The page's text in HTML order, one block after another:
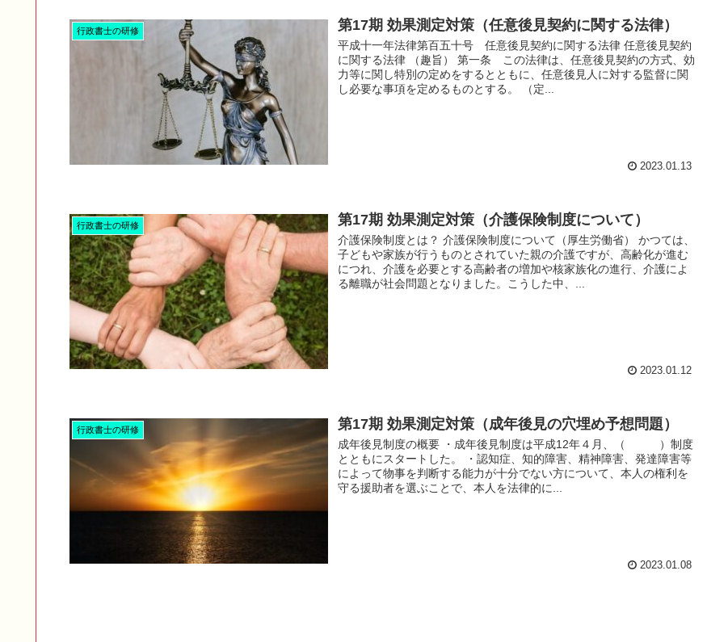
行政書士の研修 第17期 効果測定対策（任意後見契約に関する法律）
平成十一年法律第百五十号 任意後見契約に関する法律 任意後見契約
に関する法律 （趣旨） 第一条 この法律は、任意後見契約の方式、効
力等に関し特別の定めをするとともに、任意後見人に対する監督に関
し必要な事項を定めるものとする。 （定...
2023.01.13
行政書士の研修 第17期 効果測定対策（介護保険制度について）
介護保険制度とは？ 介護保険制度について（厚生労働省） かつては、
子どもや家族が行うものとされていた親の介護ですが、高齢化が進む
につれ、介護を必要とする高齢者の増加や核家族化の進行、介護によ
る離職が社会問題となりました。こうした中、...
2023.01.12
行政書士の研修 第17期 効果測定対策（成年後見の穴埋め予想問題）
成年後見制度の概要 ・成年後見制度は平成12年４月、（ ）制度
とともにスタートした。 ・認知症、知的障害、精神障害、発達障害等
によって物事を判断する能力が十分でない方について、本人の権利を
守る援助者を選ぶことで、本人を法律的に...
2023.01.08